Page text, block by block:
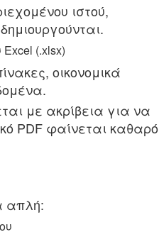
ιστού,
(.xlsx)
οικονομικά
με ακρίβεια για να
PDF φαίνεται καθαρό
απλή: